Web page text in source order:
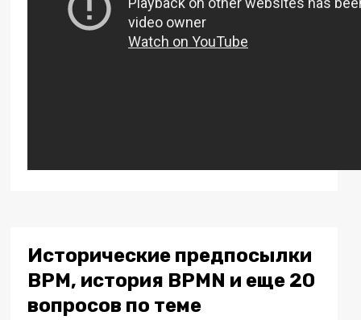
Исторические предпосылки
BPM, история BPMN и еще 20
вопросов по теме